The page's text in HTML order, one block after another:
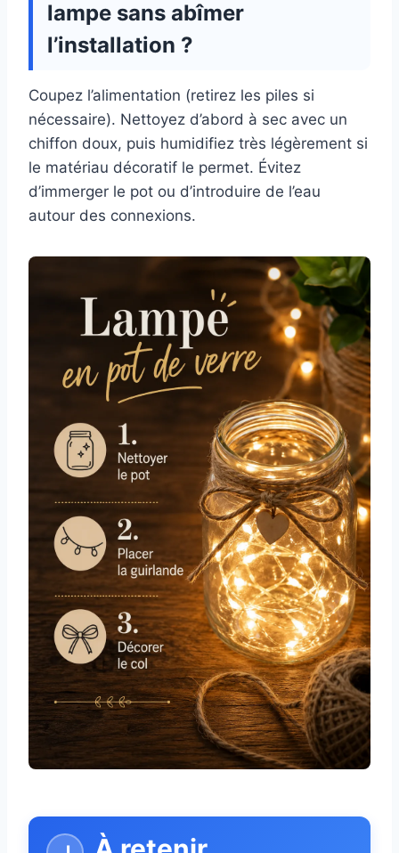
lampe sans abîmer
l’installation ?
Coupez l’alimentation (retirez les piles si
nécessaire). Nettoyez d’abord à sec avec un
chiffon doux, puis humidifiez très légèrement si
le matériau décoratif le permet. Évitez
d’immerger le pot ou d’introduire de l’eau
autour des connexions.